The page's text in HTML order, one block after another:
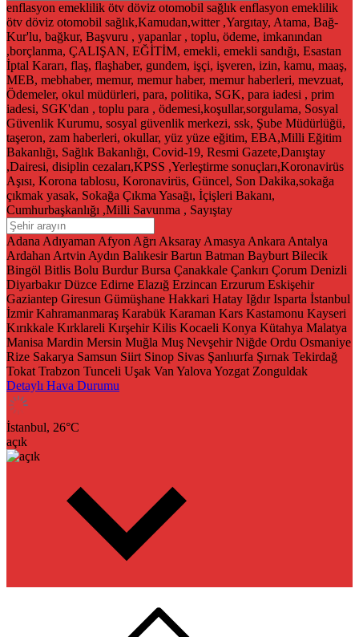
enflasyon emeklilik ötv döviz otomobil sağlık enflasyon emeklilik
ötv döviz otomobil sağlık,Kamudan,witter ,Yargıtay, Atama, Bağ-
Kur'lu, bağkur, Başvuru , yapanlar , toplu, ödeme, imkanından
,borçlanma, ÇALIŞAN, EĞİTİM, emekli, emekli sandığı, Esastan
İptal Kararı, flaş, flaşhaber, gundem, işçi, işveren, izin, kamu, maaş,
MEB, mebhaber, memur, memur haber, memur haberleri, mevzuat,
Ödemeler, okul müdürleri, para, politika, SGK, para iadesi , prim
iadesi, SGK'dan , toplu para , ödemesi,koşullar,sorgulama, Sosyal
Güvenlik Kurumu, sosyal güvenlik merkezi, ssk, Şube Müdürlüğü,
taşeron, zam haberleri, okullar, yüz yüze eğitim, EBA,Milli Eğitim
Bakanlığı, Sağlık Bakanlığı, Covid-19, Resmi Gazete,Danıştay
,Dairesi, disiplin cezaları,KPSS ,Yerleştirme sonuçları,Koronavirüs
Aşısı, Korona tablosu, Koronavirüs, Güncel, Son Dakika,sokağa
çıkmak yasak, Sokağa Çıkma Yasağı, İçişleri Bakanı,
Cumhurbaşkanlığı ,Milli Savunma , Sayıştay
Adana Adıyaman Afyon Ağrı Aksaray Amasya Ankara Antalya
Ardahan Artvin Aydın Balıkesir Bartın Batman Bayburt Bilecik
Bingöl Bitlis Bolu Burdur Bursa Çanakkale Çankırı Çorum Denizli
Diyarbakır Düzce Edirne Elazığ Erzincan Erzurum Eskişehir
Gaziantep Giresun Gümüşhane Hakkari Hatay Iğdır Isparta İstanbul
İzmir Kahramanmaraş Karabük Karaman Kars Kastamonu Kayseri
Kırıkkale Kırklareli Kırşehir Kilis Kocaeli Konya Kütahya Malatya
Manisa Mardin Mersin Muğla Muş Nevşehir Niğde Ordu Osmaniye
Rize Sakarya Samsun Siirt Sinop Sivas Şanlıurfa Şırnak Tekirdağ
Tokat Trabzon Tunceli Uşak Van Yalova Yozgat Zonguldak
Detaylı Hava Durumu
İstanbul, 26°C
açık